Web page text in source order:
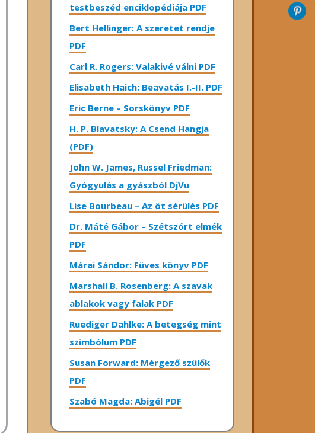
testbeszéd enciklopédiája PDF
Bert Hellinger: A ​szeretet rendje
PDF
Carl R. Rogers: Valakivé válni PDF
Elisabeth Haich: Beavatás I.-II. PDF
Eric Berne – Sorskönyv PDF
H. P. Blavatsky: A Csend Hangja
(PDF)
John W. James, Russel Friedman:
Gyógyulás a gyászból DjVu
Lise Bourbeau – Az öt sérülés PDF
Dr. Máté Gábor – Szétszórt elmék
PDF
Márai Sándor: Füves könyv PDF
Marshall B. Rosenberg: A szavak
ablakok vagy falak PDF
Ruediger Dahlke: A betegség mint
szimbólum PDF
Susan Forward: Mérgező szülők
PDF
Szabó Magda: Abigél PDF